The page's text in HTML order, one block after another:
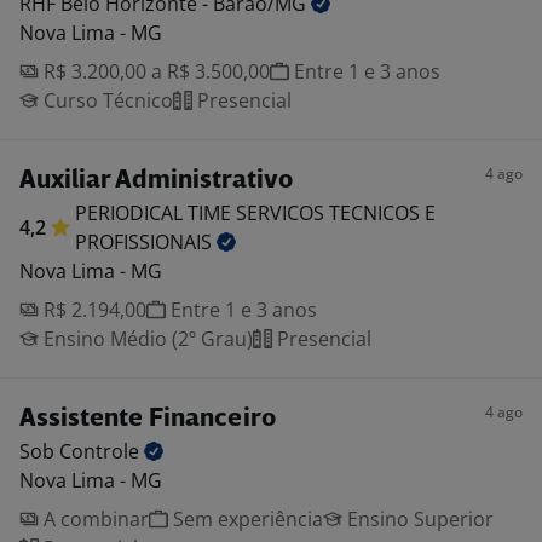
Nova Lima - MG
R$ 3.200,00 a R$ 3.500,00
Entre 1 e 3 anos
Curso Técnico
Presencial
Auxiliar Administrativo 4 ago
4,2
PERIODICAL TIME SERVICOS TECNICOS E
PROFISSIONAIS
Nova Lima - MG
R$ 2.194,00
Entre 1 e 3 anos
Ensino Médio (2º Grau)
Presencial
Assistente Financeiro 4 ago
Sob Controle
Nova Lima - MG
A combinar
Sem experiência
Ensino Superior